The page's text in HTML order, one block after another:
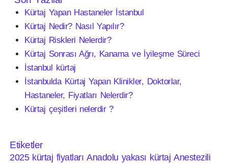
Kürtaj Yapan Hastaneler İstanbul
Kürtaj Nedir? Nasıl Yapılır?
Kürtaj Riskleri Nelerdir?
Kürtaj Sonrası Ağrı, Kanama ve İyileşme Süreci
İstanbul kürtaj
İstanbulda Kürtaj Yapan Klinikler, Doktorlar,
Hastaneler, Fiyatları Nelerdir?
Kürtaj çeşitleri nelerdir ?
Etiketler
2025 kürtaj fiyatları Anadolu yakası kürtaj Anestezili